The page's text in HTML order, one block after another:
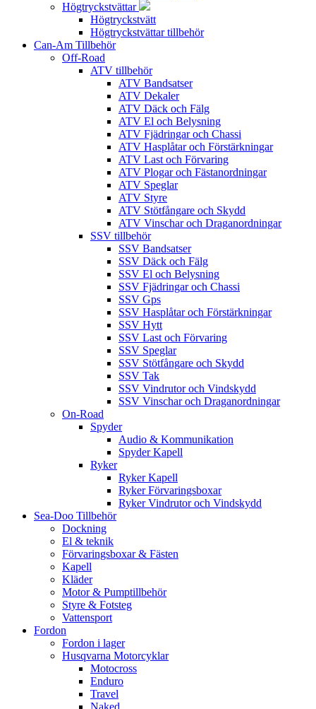
Högtryckstvättar
Högtryckstvätt
Högtryckstvättar tillbehör
Can-Am Tillbehör
Off-Road
ATV tillbehör
ATV Bandsatser
ATV Dekaler
ATV Däck och Fälg
ATV El och Belysning
ATV Fjädringar och Chassi
ATV Hasplåtar och Förstärkningar
ATV Last och Förvaring
ATV Plogar och Fästanordningar
ATV Speglar
ATV Styre
ATV Stötfångare och Skydd
ATV Vinschar och Draganordningar
SSV tillbehör
SSV Bandsatser
SSV Däck och Fälg
SSV El och Belysning
SSV Fjädringar och Chassi
SSV Gps
SSV Hasplåtar och Förstärkningar
SSV Hytt
SSV Last och Förvaring
SSV Speglar
SSV Stötfångare och Skydd
SSV Tak
SSV Vindrutor och Vindskydd
SSV Vinschar och Draganordningar
On-Road
Spyder
Audio & Kommunikation
Spyder Kapell
Ryker
Ryker Kapell
Ryker Förvaringsboxar
Ryker Vindrutor och Vindskydd
Sea-Doo Tillbehör
Dockning
El & teknik
Förvaringsboxar & Fästen
Kapell
Kläder
Motor & Pumptillbehör
Styre & Fotsteg
Vattensport
Fordon
Fordon i lager
Husqvarna Motorcyklar
Motocross
Enduro
Travel
Naked